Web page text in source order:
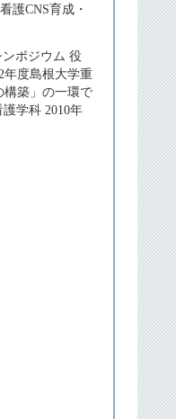
護CNS育成・
ポジウム 役
年度島根大学重
構築」の一環で
学科 2010年